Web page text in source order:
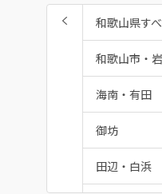
和歌山県す
和歌山市・
海南・有田
御坊
田辺・白浜